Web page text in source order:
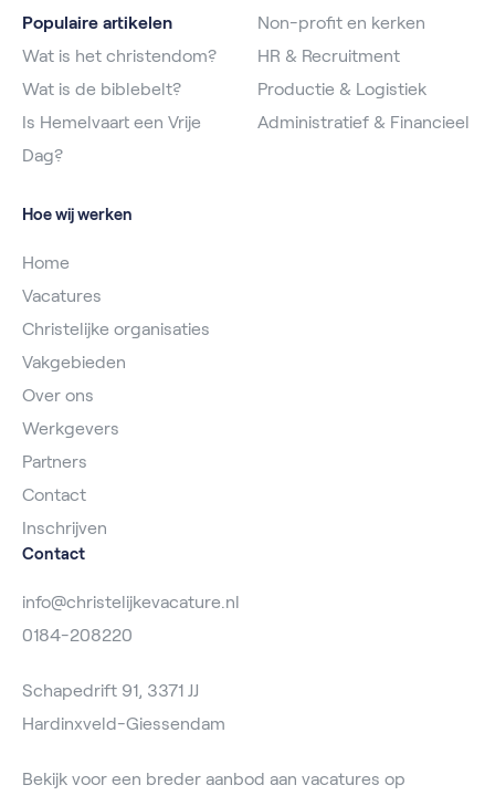
Populaire artikelen
Wat is het christendom?
Wat is de biblebelt?
Is Hemelvaart een Vrije
Dag?
Non-profit en kerken
HR & Recruitment
Productie & Logistiek
Administratief & Financieel
Hoe wij werken
Home
Vacatures
Christelijke organisaties
Vakgebieden
Over ons
Werkgevers
Partners
Contact
Inschrijven
Contact
info@christelijkevacature.nl
0184-208220
Schapedrift 91, 3371 JJ
Hardinxveld-Giessendam
Bekijk voor een breder aanbod aan vacatures op